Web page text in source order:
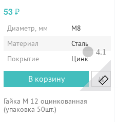
53₽
Диаметр, мм
М8
Материал
Сталь
Покрытие
Цинк
В корзину
4.1
Гайка М 12 оцинкованная
(упаковка 50шт.)